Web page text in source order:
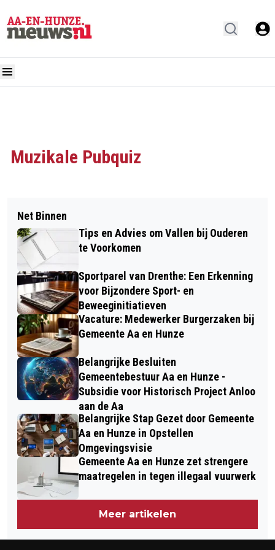
Muzikale Pubquiz
Net Binnen
Tips en Advies om Vallen bij Ouderen
te Voorkomen
Sportparel van Drenthe: Een Erkenning
voor Bijzondere Sport- en
Beweeginitiatieven
Vacature: Medewerker Burgerzaken bij
Gemeente Aa en Hunze
Belangrijke Besluiten
Gemeentebestuur Aa en Hunze -
Subsidie voor Historisch Project Anloo
aan de Aa
Belangrijke Stap Gezet door Gemeente
Aa en Hunze in Opstellen
Omgevingsvisie
Gemeente Aa en Hunze zet strengere
maatregelen in tegen illegaal vuurwerk
Meer artikelen